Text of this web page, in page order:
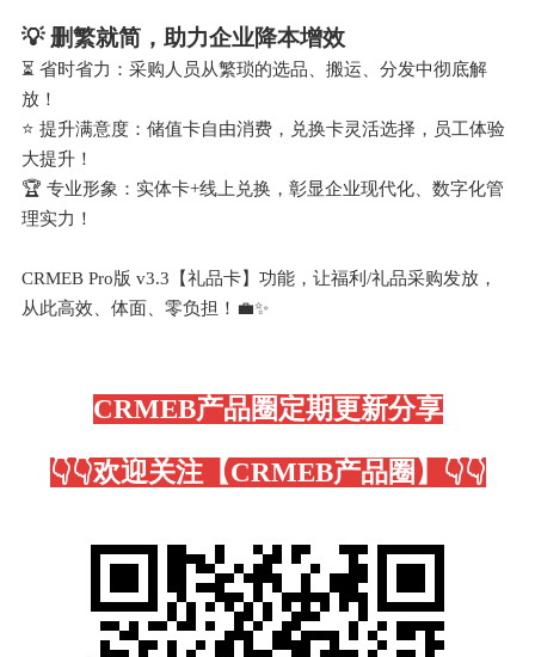
💡 删繁就简，助力企业降本增效
⏳ 省时省力：采购人员从繁琐的选品、搬运、分发中彻底解
放！
⭐ 提升满意度：储值卡自由消费，兑换卡灵活选择，员工体验
大提升！
🏆 专业形象：实体卡+线上兑换，彰显企业现代化、数字化管
理实力！
CRMEB Pro版 v3.3【礼品卡】功能，让福利/礼品采购发放，
从此高效、体面、零负担！💼✨
CRMEB产品圈定期更新分享
👇👇欢迎关注【CRMEB产品圈】👇👇